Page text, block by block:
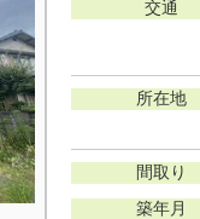
交通
所在地
間取り
築年月